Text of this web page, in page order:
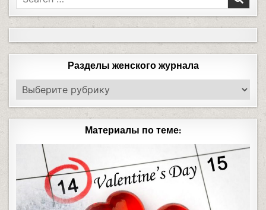
Разделы женского журнала
Материалы по теме: